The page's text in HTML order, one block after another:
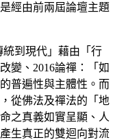
經由前兩屆論壇主題
統到現代」藉由「行
變、2016論禪：「如
普遍性與主體性。而
從佛法及禪法的「地
之真義如實呈顯、人
生真正的雙迴向對流